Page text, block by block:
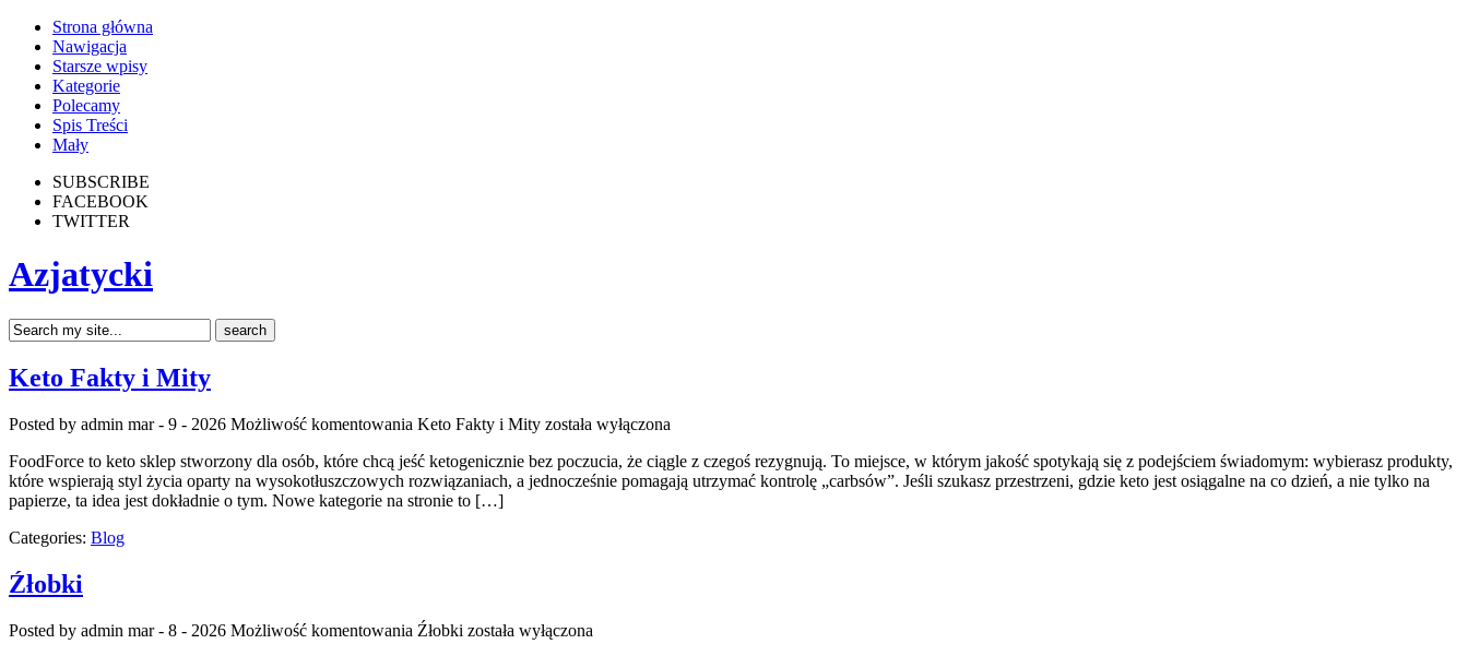
Strona główna
Nawigacja
Starsze wpisy
Kategorie
Polecamy
Spis Treści
Mały
SUBSCRIBE
FACEBOOK
TWITTER
Azjatycki
Keto Fakty i Mity
Posted by admin mar - 9 - 2026 Możliwość komentowania Keto Fakty i Mity została wyłączona
FoodForce to keto sklep stworzony dla osób, które chcą jeść ketogenicznie bez poczucia, że ciągle z czegoś rezygnują. To miejsce, w którym jakość spotykają się z podejściem świadomym: wybierasz produkty,
które wspierają styl życia oparty na wysokotłuszczowych rozwiązaniach, a jednocześnie pomagają utrzymać kontrolę „carbsów”. Jeśli szukasz przestrzeni, gdzie keto jest osiągalne na co dzień, a nie tylko na
papierze, ta idea jest dokładnie o tym. Nowe kategorie na stronie to […]
Categories: Blog
Źłobki
Posted by admin mar - 8 - 2026 Możliwość komentowania Źłobki została wyłączona